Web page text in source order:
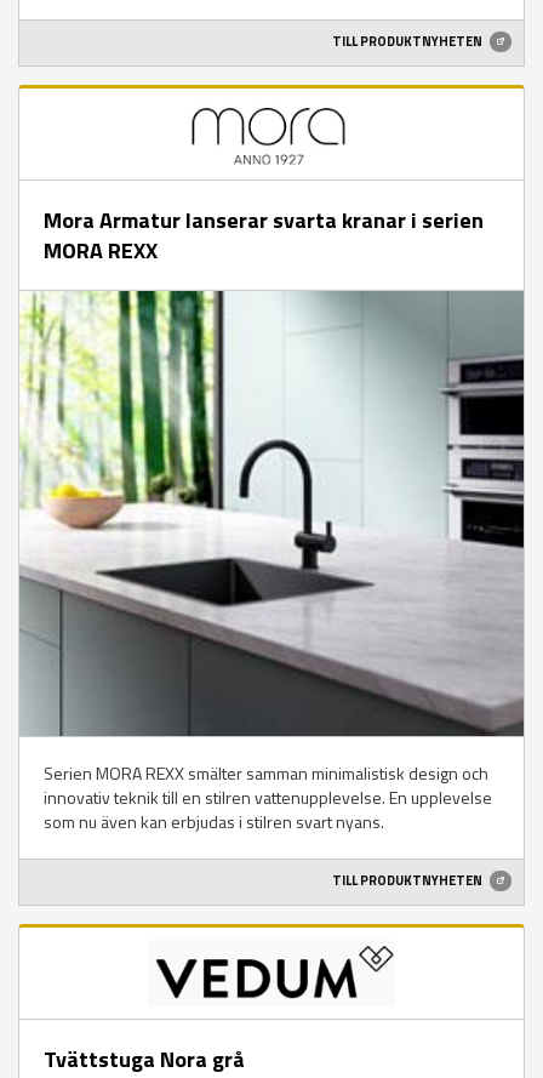
TILL PRODUKTNYHETEN
Mora Armatur lanserar svarta kranar i serien
MORA REXX
Serien MORA REXX smälter samman minimalistisk design och
innovativ teknik till en stilren vattenupplevelse. En upplevelse
som nu även kan erbjudas i stilren svart nyans.
TILL PRODUKTNYHETEN
Tvättstuga Nora grå